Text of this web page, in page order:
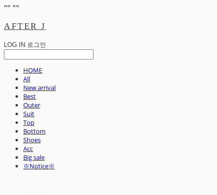
"" ""
AFTER J
LOG IN 로그인
HOME
All
New arrival
Best
Outer
Suit
Top
Bottom
Shoes
Acc
Big sale
※Notice※